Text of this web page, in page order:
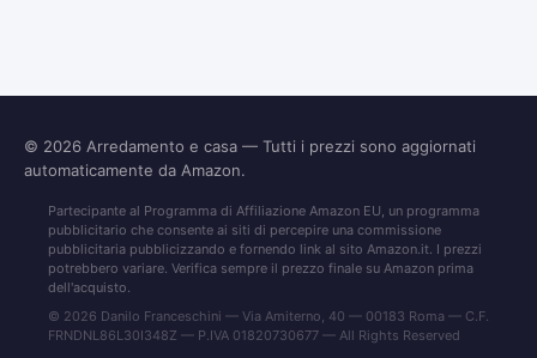
© 2026 Arredamento e casa — Tutti i prezzi sono aggiornati
automaticamente da Amazon.
Partecipante al Programma di Affiliazione Amazon EU, un programma
pubblicitario che consente ai siti di percepire una commissione
pubblicitaria pubblicizzando e fornendo link al sito Amazon.it. I prezzi
potrebbero variare. Verifica sempre il prezzo finale su Amazon prima
dell'acquisto.
© 2026 Danilo Franceschini — Via Amiterno, 40 — 00183 Roma — C.F.
FRNDNL86L30I348Z — P.IVA 01820730677 — All Rights Reserved